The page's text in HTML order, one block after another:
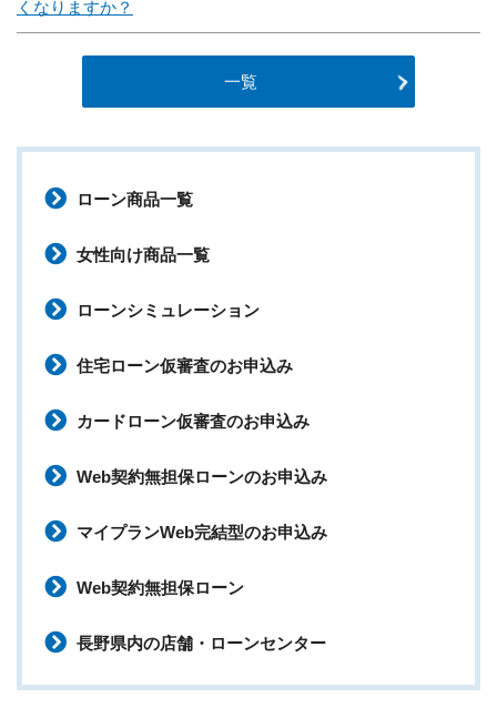
くなりますか？
一覧
ローン商品一覧
女性向け商品一覧
ローンシミュレーション
住宅ローン仮審査のお申込み
カードローン仮審査のお申込み
Web契約無担保ローンのお申込み
マイプランWeb完結型のお申込み
Web契約無担保ローン
長野県内の店舗・ローンセンター